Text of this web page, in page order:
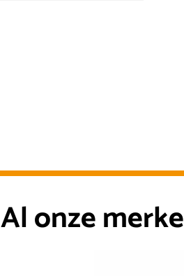
Al onze